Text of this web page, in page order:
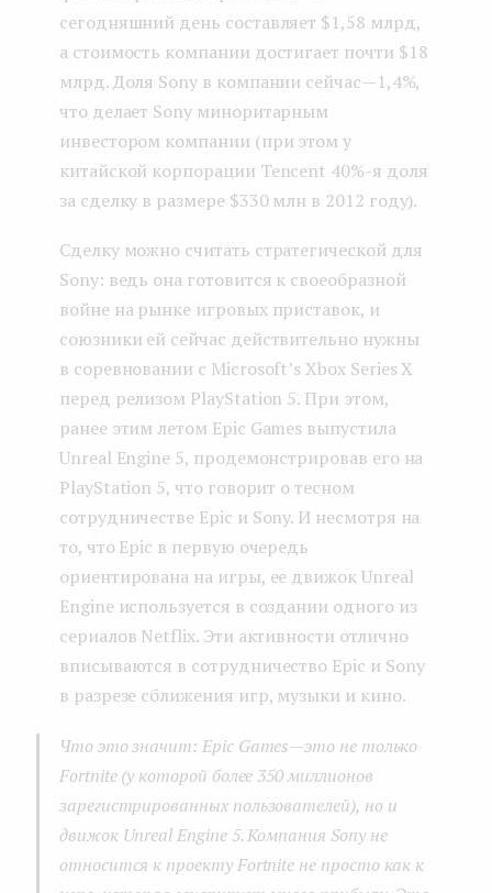
сегодняшний день составляет $1,58 млрд,
а стоимость компании достигает почти $18
млрд. Доля Sony в компании сейчас — 1,4%,
что делает Sony миноритарным
инвестором компании (при этом у
китайской корпорации Tencent 40%-я доля
за сделку в размере $330 млн в 2012 году).
Сделку можно считать стратегической для
Sony: ведь она готовится к своеобразной
войне на рынке игровых приставок, и
союзники ей сейчас действительно нужны
в соревновании с Microsoft’s Xbox Series X
перед релизом PlayStation 5. При этом,
ранее этим летом Epic Games выпустила
Unreal Engine 5, продемонстрировав его на
PlayStation 5, что говорит о тесном
сотрудничестве Epic и Sony. И несмотря на
то, что Epic в первую очередь
ориентирована на игры, ее движок Unreal
Engine используется в создании одного из
сериалов Netflix. Эти активности отлично
вписываются в сотрудничество Epic и Sony
в разрезе сближения игр, музыки и кино.
Что это значит: Epic Games — это не только
Fortnite (у которой более 350 миллионов
зарегистрированных пользователей), но и
движок Unreal Engine 5. Компания Sony не
относится к проекту Fortnite не просто как к